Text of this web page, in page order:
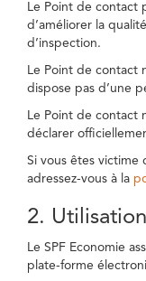
Le Point de contact
d’améliorer la
d’inspection.
Le Point de contact
dispose pas d’une
Le Point de contact
déclarer
Si vous êtes victime
adressez-vous à la
2.
Le SPF Economie
plate-forme